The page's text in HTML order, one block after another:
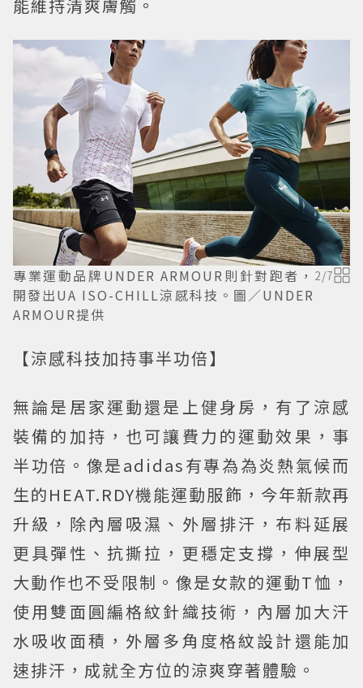
能維持清爽膚觸。
專業運動品牌UNDER ARMOUR則針對跑者，
開發出UA ISO-CHILL涼感科技。圖／UNDER
ARMOUR提供
2/7
【涼感科技加持事半功倍】
無論是居家運動還是上健身房，有了涼感
裝備的加持，也可讓費力的運動效果，事
半功倍。像是adidas有專為為炎熱氣候而
生的HEAT.RDY機能運動服飾，今年新款再
升級，除內層吸濕、外層排汗，布料延展
更具彈性、抗撕拉，更穩定支撐，伸展型
大動作也不受限制。像是女款的運動T恤，
使用雙面圓編格紋針織技術，內層加大汗
水吸收面積，外層多角度格紋設計還能加
速排汗，成就全方位的涼爽穿著體驗。